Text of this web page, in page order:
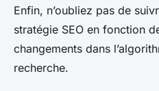
Enfin, n’oubliez pas de
stratégie SEO en fonction
changements dans
recherche.